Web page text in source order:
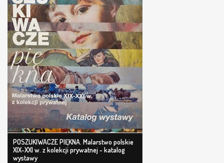
POSZUKIWACZE PIĘKNA. Malarstwo polskie
XIX-XXI w. z kolekcji prywatnej - katalog
wystawy